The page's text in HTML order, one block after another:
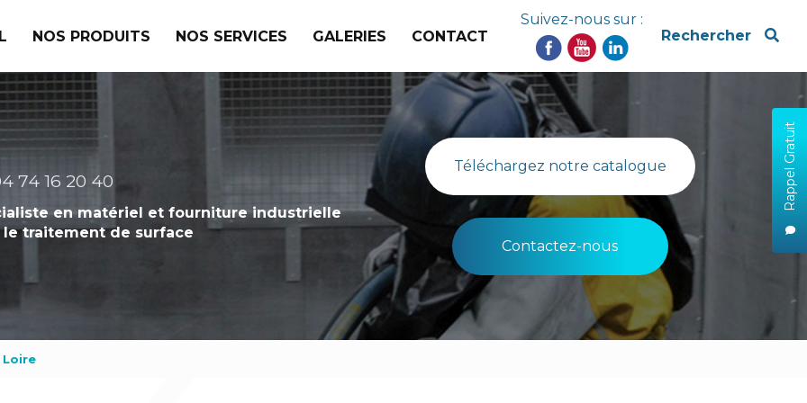
x
Rappel Gratuit
NOS PRODUITS NOS SERVICES GALERIES CONTACT
Suivez-nous sur :
Rechercher
74 16 20 40
en matériel et fourniture industrielle
le traitement de surface
Téléchargez notre catalogue
Contactez-nous
Loire